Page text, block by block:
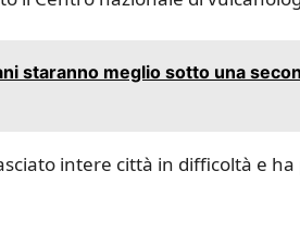
staranno meglio sotto una
intere città in difficoltà e